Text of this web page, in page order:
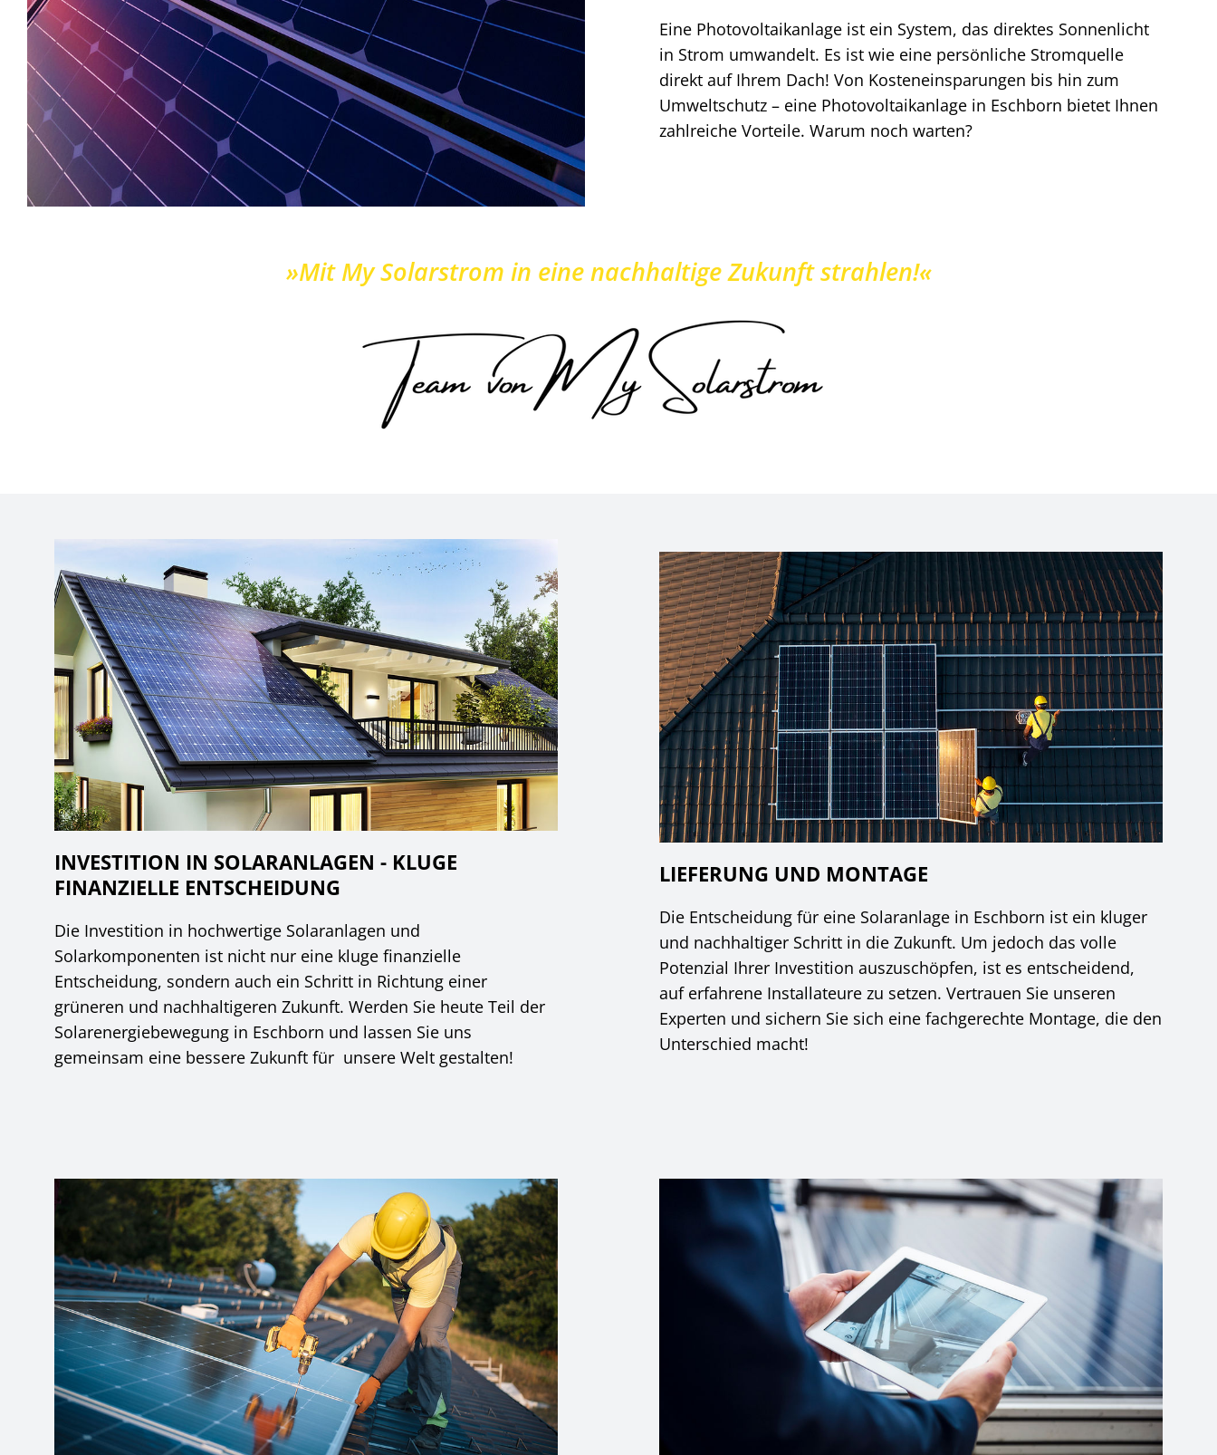
Eine Photovoltaikanlage ist ein System, das direktes Sonnenlicht
in Strom umwandelt. Es ist wie eine persönliche Stromquelle
direkt auf Ihrem Dach! Von Kosteneinsparungen bis hin zum
Umweltschutz – eine Photovoltaikanlage in Eschborn bietet Ihnen
zahlreiche Vorteile. Warum noch warten?
»Mit My Solarstrom in eine nachhaltige Zukunft strahlen!«
INVESTITION IN SOLARANLAGEN - KLUGE
FINANZIELLE ENTSCHEIDUNG
Die Investition in hochwertige Solaranlagen und
Solarkomponenten ist nicht nur eine kluge finanzielle
Entscheidung, sondern auch ein Schritt in Richtung einer
grüneren und nachhaltigeren Zukunft. Werden Sie heute Teil der
Solarenergiebewegung in Eschborn und lassen Sie uns
gemeinsam eine bessere Zukunft für unsere Welt gestalten!
LIEFERUNG UND MONTAGE
Die Entscheidung für eine Solaranlage in Eschborn ist ein kluger
und nachhaltiger Schritt in die Zukunft. Um jedoch das volle
Potenzial Ihrer Investition auszuschöpfen, ist es entscheidend,
auf erfahrene Installateure zu setzen. Vertrauen Sie unseren
Experten und sichern Sie sich eine fachgerechte Montage, die den
Unterschied macht!